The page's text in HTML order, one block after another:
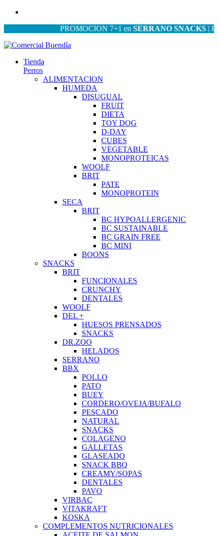
PROMOCION 7+1 enSERRANO SNACKS|
Tienda
Perros
ALIMENTACION
HUMEDA
DISUGUAL
FRUIT
DIETA
TOY DOG
D-DAY
CUBES
VEGETABLE
MONOPROTEICAS
WOOLF
BRIT
PATE
MONOPROTEIN
SECA
BRIT
BC HYPOALLERGENIC
BC SUSTAINABLE
BC GRAIN FREE
BC MINI
BOONS
SNACKS
BRIT
FUNCIONALES
CRUNCHY
DENTALES
WOOLF
DEL +
HUESOS PRENSADOS
SNACKS
DR.ZOO
HELADOS
SERRANO
BBX
POLLO
PATO
BUEY
CORDERO/OVEJA/BUFALO
PESCADO
NATURAL
SNACKS
COLAGENO
GALLETAS
GLASEADO
SNACK BBQ
CREAMY/SOPAS
DENTALES
PAVO
VIRBAC
VITAKRAFT
KOSKA
COMPLEMENTOS NUTRICIONALES